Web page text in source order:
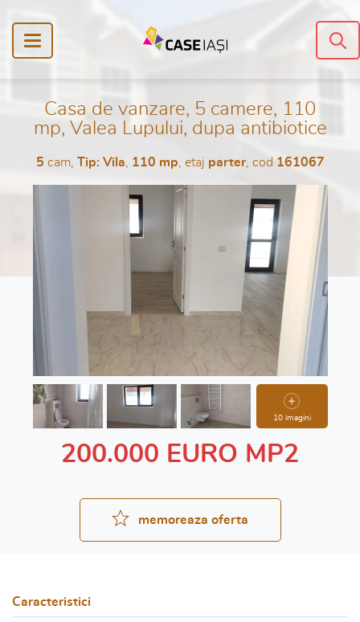
Casa de vanzare, 5 camere, 110
mp, Valea Lupului, dupa antibiotice
5 cam, Tip: Vila 110 mp , etaj parter, cod 161067
10 imagini
200.000 EURO MP2
memoreaza oferta
Caracteristici